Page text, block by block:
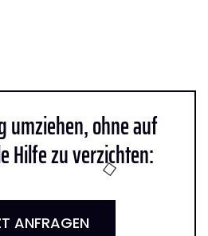
umziehen, ohne auf
Hilfe zu verzichten:
ANFRAGEN